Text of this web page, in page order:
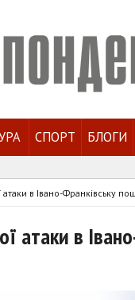
СПОРТ БЛОГИ
атаки в Івано-Франківську
атаки в